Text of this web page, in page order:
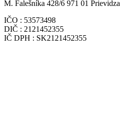
M. Falešníka 428/6 971 01 Prievidza
IČO : 53573498
DIČ : 2121452355
IČ DPH : SK2121452355